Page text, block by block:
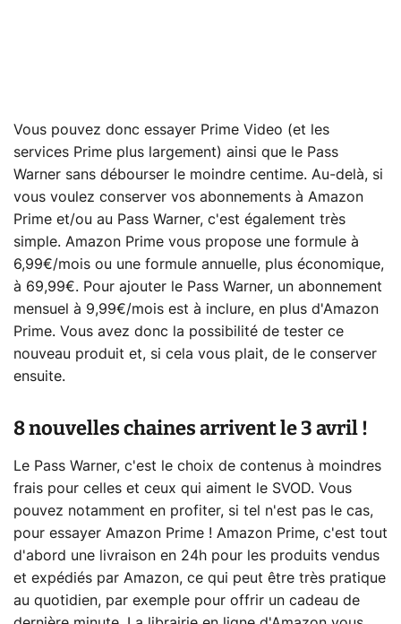
Vous pouvez donc essayer Prime Video (et les
services Prime plus largement) ainsi que le Pass
Warner sans débourser le moindre centime. Au-delà, si
vous voulez conserver vos abonnements à Amazon
Prime et/ou au Pass Warner, c'est également très
simple. Amazon Prime vous propose une formule à
6,99€/mois ou une formule annuelle, plus économique,
à 69,99€. Pour ajouter le Pass Warner, un abonnement
mensuel à 9,99€/mois est à inclure, en plus d'Amazon
Prime. Vous avez donc la possibilité de tester ce
nouveau produit et, si cela vous plait, de le conserver
ensuite.
8 nouvelles chaines arrivent le 3 avril !
Le Pass Warner, c'est le choix de contenus à moindres
frais pour celles et ceux qui aiment le SVOD. Vous
pouvez notamment en profiter, si tel n'est pas le cas,
pour essayer Amazon Prime ! Amazon Prime, c'est tout
d'abord une livraison en 24h pour les produits vendus
et expédiés par Amazon, ce qui peut être très pratique
au quotidien, par exemple pour offrir un cadeau de